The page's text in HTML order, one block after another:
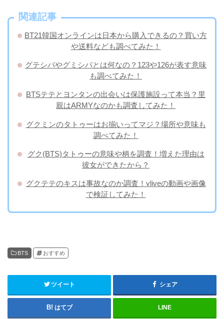
関連記事
BT21韓国オンラインは日本から購入できるの？買い方
や送料なども調べてみた！
グテシパやグミシパとは何なの？123や126が表す意味
も調べてみた！
BTSテテとヨンタンの出会いは保護施設って本当？里
親はARMYなのかも調査してみた！
​グクミンのタトゥーはお揃いってマジ？場所や意味も
調べてみた！
グク(BTS)タトゥーの意味や柄を調査！増えた理由は
彼女ができたから？
グクテテのキスは事故なのか調査！vliveの動画や画像
で検証してみた！
BTS おすすめ
ツイート シェア
はてブ LINE